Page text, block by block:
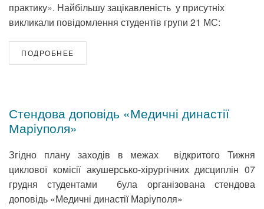
практику». Найбільшу зацікавленість у присутніх
викликали повідомлення студентів групи 21 МС:
ПОДРОБНЕЕ
Стендова доповідь «Медичні династії
Маріуполя»
Згідно плану заходів в межах відкритого Тижня
циклової комісії акушерсько-хірургічних дисциплін 07
грудня студентами була організована стендова
доповідь «Медичні династії Маріуполя»